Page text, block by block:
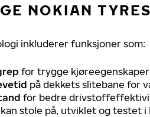
NOKIAN
inkluderer funksjoner som:
for trygge
på dekkets slitebane for
for bedre
stole på, utviklet og testet i